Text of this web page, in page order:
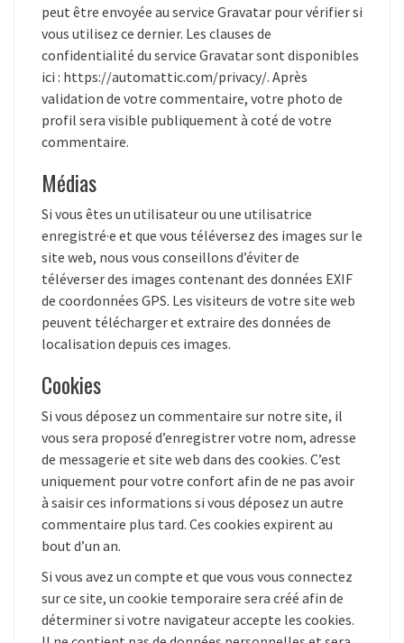
peut être envoyée au service Gravatar pour vérifier si
vous utilisez ce dernier. Les clauses de
confidentialité du service Gravatar sont disponibles
ici : https://automattic.com/privacy/. Après
validation de votre commentaire, votre photo de
profil sera visible publiquement à coté de votre
commentaire.
Médias
Si vous êtes un utilisateur ou une utilisatrice
enregistré·e et que vous téléversez des images sur le
site web, nous vous conseillons d’éviter de
téléverser des images contenant des données EXIF
de coordonnées GPS. Les visiteurs de votre site web
peuvent télécharger et extraire des données de
localisation depuis ces images.
Cookies
Si vous déposez un commentaire sur notre site, il
vous sera proposé d’enregistrer votre nom, adresse
de messagerie et site web dans des cookies. C’est
uniquement pour votre confort afin de ne pas avoir
à saisir ces informations si vous déposez un autre
commentaire plus tard. Ces cookies expirent au
bout d’un an.
Si vous avez un compte et que vous vous connectez
sur ce site, un cookie temporaire sera créé afin de
déterminer si votre navigateur accepte les cookies.